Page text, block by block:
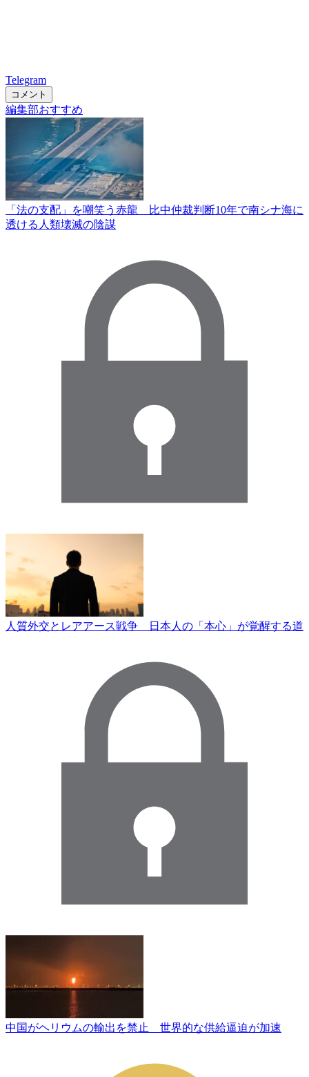
Telegram
コメント
編集部おすすめ
「法の支配」を嘲笑う赤龍 比中仲裁判断10年で南シナ海に
透ける人類壊滅の陰謀
人質外交とレアアース戦争 日本人の「本心」が覚醒する道
中国がヘリウムの輸出を禁止 世界的な供給逼迫が加速